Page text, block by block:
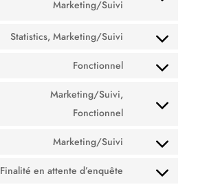
Marketing/Suivi
Consent
service
Statistics, Marketing/Suivi
Consent
wistia
Fonctionnel
Consent
service
Marketing/Suivi,
Fonctionnel
Consent
service
facebook
Marketing/Suivi
Consent
Finalité en attente d’enquête
Consent